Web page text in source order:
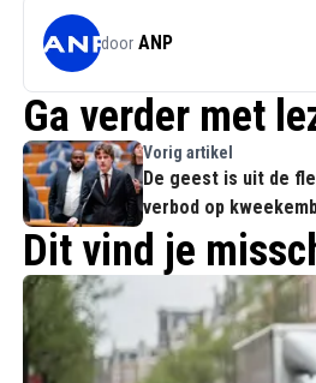
door ANP
Ga verder met
Vorig artikel
De geest is uit de
verbod op
wordt 'lab-materiaal'
Dit vind je